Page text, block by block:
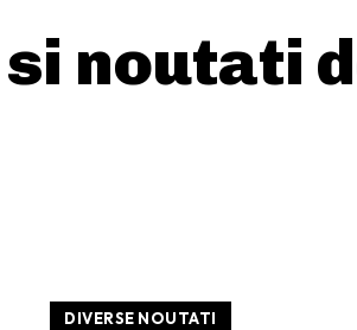
noutati
DIVERSE NOUTATI